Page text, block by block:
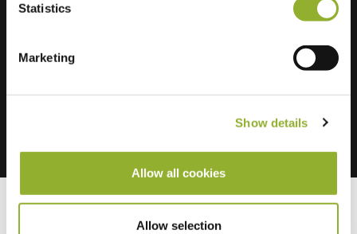
Statistics
Marketing
Show details
Allow all cookies
Allow selection